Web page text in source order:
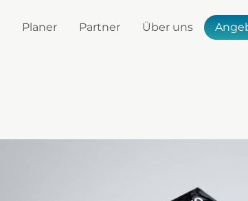
Planer Partner Über uns